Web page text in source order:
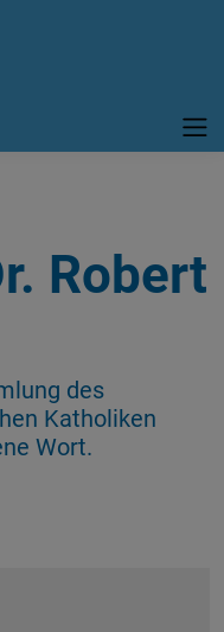
Robert
des
Katholiken
Wort.